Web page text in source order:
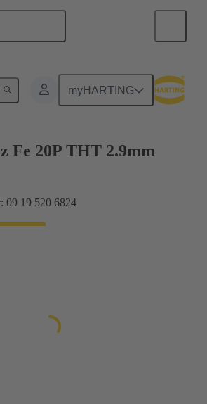
myHARTING
to-Daughtercard Verbindungen
Fe 20P THT 2.9mm
09 19 520 6824